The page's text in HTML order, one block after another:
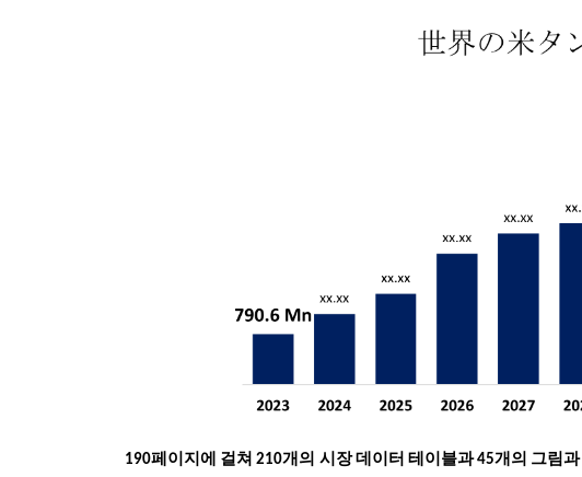
190페이지에 걸쳐 210개의 시장 데이터 테이블과 45개의 그림과